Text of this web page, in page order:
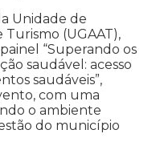
Unidade de
(UGAAT),
“Superando os
saudável: acesso
saudáveis”,
com uma
o ambiente
do município